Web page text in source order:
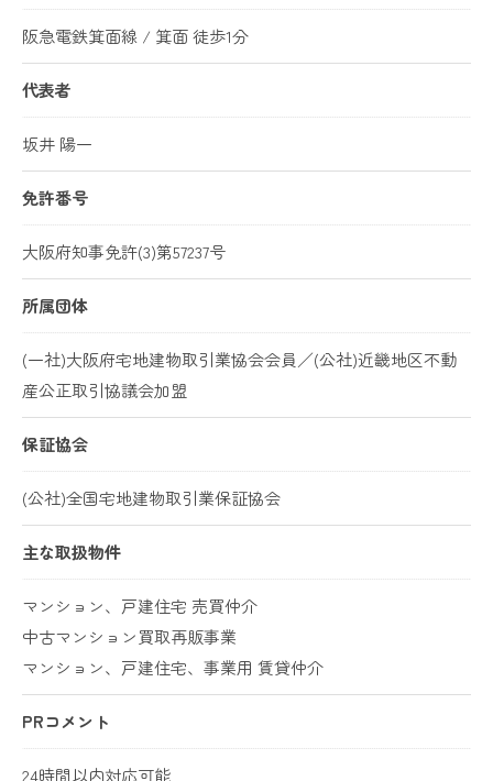
阪急電鉄箕面線 / 箕面 徒歩1分
代表者
坂井 陽一
免許番号
大阪府知事免許(3)第57237号
所属団体
(一社)大阪府宅地建物取引業協会会員／(公社)近畿地区不動
産公正取引協議会加盟
保証協会
(公社)全国宅地建物取引業保証協会
主な取扱物件
マンション、戸建住宅 売買仲介
中古マンション買取再販事業
マンション、戸建住宅、事業用 賃貸仲介
PRコメント
24時間以内対応可能